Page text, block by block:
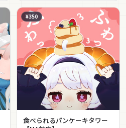
¥350
食べられるパンケーキタワー